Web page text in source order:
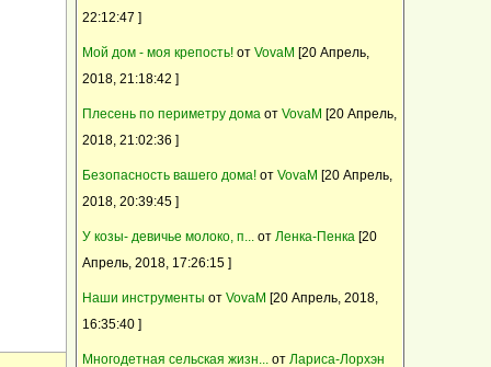
20 Апрель, 2018, 09:33:19
корма для интенсивного выращивания
Зааненские и зааненско-нубийские козы
22:12:47 ]
Мой дом - моя крепость! от VovaM [20 Апрель,
2018, 21:18:42 ]
Плесень по периметру дома от VovaM [20 Апрель,
2018, 21:02:36 ]
Безопасность вашего дома! от VovaM [20 Апрель,
2018, 20:39:45 ]
У козы- девичье молоко, п... от Ленка-Пенка [20
Апрель, 2018, 17:26:15 ]
Наши инструменты от VovaM [20 Апрель, 2018,
16:35:40 ]
Многодетная сельская жизн... от Лариса-Лорхэн